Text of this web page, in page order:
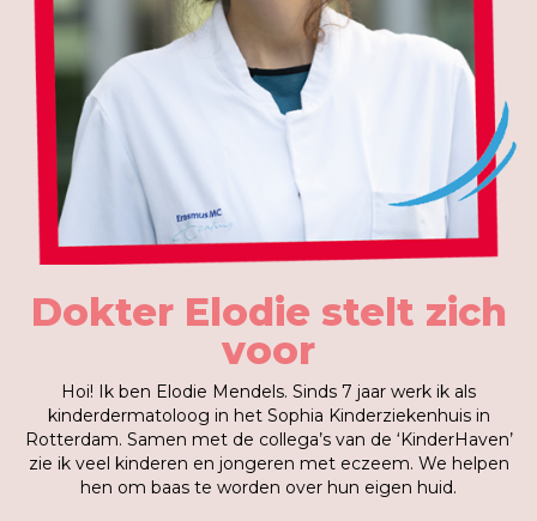
Dokter Elodie stelt zich
voor
Hoi! Ik ben Elodie Mendels. Sinds 7 jaar werk ik als
kinderdermatoloog in het Sophia Kinderziekenhuis in
Rotterdam. Samen met de collega’s van de ‘KinderHaven’
zie ik veel kinderen en jongeren met eczeem. We helpen
hen om baas te worden over hun eigen huid.